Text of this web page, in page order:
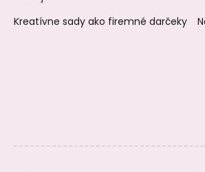
Kreatívne sady ako firemné darčeky